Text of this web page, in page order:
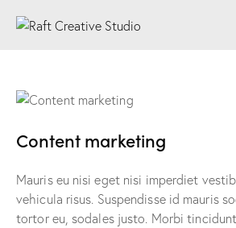
Content marketing
Mauris eu nisi eget nisi imperdiet
vehicula risus. Suspendisse id mauris
tortor eu, sodales justo. Morbi